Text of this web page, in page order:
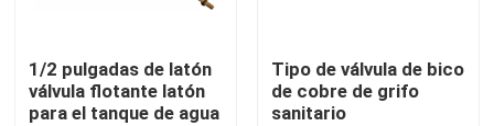
1/2 pulgadas de latón
válvula flotante latón
para el tanque de agua
Tipo de válvula de bico
de cobre de grifo
sanitario